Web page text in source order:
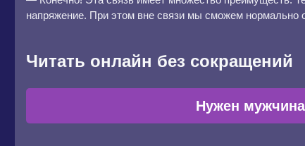
напряжение. При этом вне связи мы сможем нормально
Читать онлайн без сокращений
Нужен